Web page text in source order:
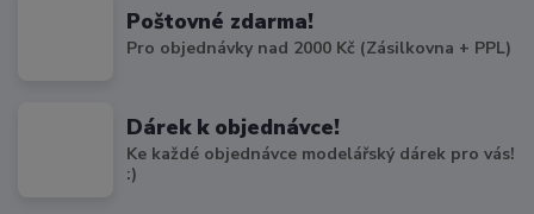
Poštovné zdarma!
Pro objednávky nad 2000 Kč (Zásilkovna + PPL)
Dárek k objednávce!
Ke každé objednávce modelářský dárek pro vás!
:)